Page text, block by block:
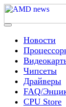
Skip
content
AMD news
Menu
Новости
Чипсеты
Драйверы
FAQ/
CPU Store